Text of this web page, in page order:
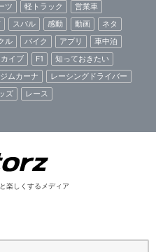
ツ 軽トラック
営業車
スバル 感動 動画
ネタ
ル バイク アプリ
車中泊
イブ F1
知っておきたい
ジムカーナ
レーシングドライバー
ズ レース
楽しくするメディア